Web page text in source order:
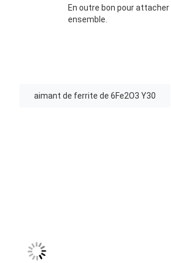
En outre bon pour
ensemble.
aimant de ferrite de 6Fe2O3 Y30